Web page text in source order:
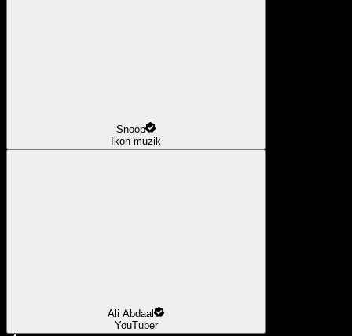
Snoop
Ikon muzik
Ali Abdaal
YouTuber